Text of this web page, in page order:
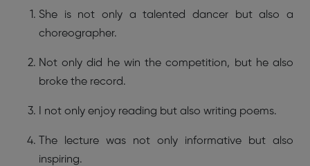
She is not only a talented dancer but also a
choreographer.
Not only did he win the competition, but he also
broke the record.
I not only enjoy reading but also writing poems.
The lecture was not only informative but also
inspiring.